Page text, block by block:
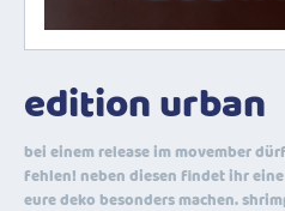
edition urban
bei einem release im movember
fehlen! neben diesen findet ihr
eure deko besonders machen.